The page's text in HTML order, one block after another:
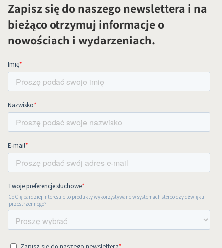
Zapisz się do naszego newslettera i na
bieżąco otrzymuj informacje o
nowościach i wydarzeniach.